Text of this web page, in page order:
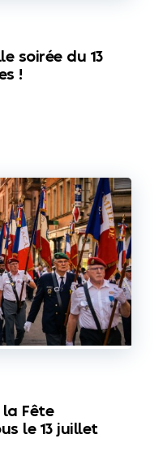
soirée du 13
!
Fête
le 13 juillet